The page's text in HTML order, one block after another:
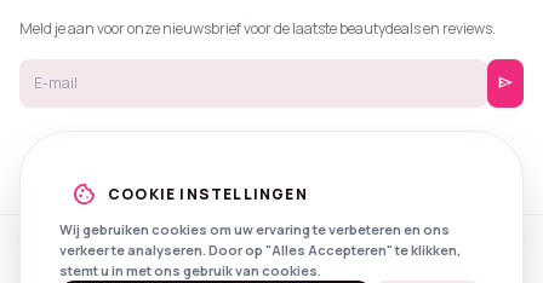
Meld je aan voor onze nieuwsbrief voor de laatste beautydeals en reviews.
send
© 2026 Beautyprijzen.
cookie COOKIE INSTELLINGEN
Wij gebruiken cookies om uw ervaring te verbeteren en ons
verkeer te analyseren. Door op "Alles Accepteren" te klikken,
stemt u in met ons gebruik van cookies.